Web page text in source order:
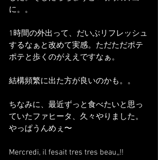
に。。
1時間の外出って、だいぶリフレッシュ
するなぁと改めて実感。ただただポテ
ポテと歩くのがええですなぁ。
結構頻繁に出た方が良いのかも。。
ちなみに、最近ずっと食べたいと思っ
ていたファヒータ、久々やりました。
やっぱうんめぇ〜
Mercredi, il fesait tres tres beau,,!!